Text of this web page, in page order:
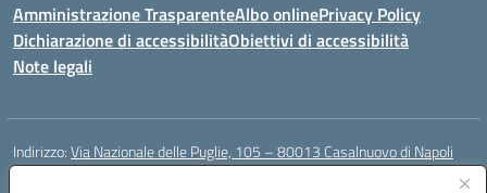
Amministrazione TrasparenteAlbo onlinePrivacy Policy
Dichiarazione di accessibilitàObiettivi di accessibilità
Note legali
Indirizzo:Via Nazionale delle Puglie, 105 – 80013 Casalnuovo di Napoli
Centralino: